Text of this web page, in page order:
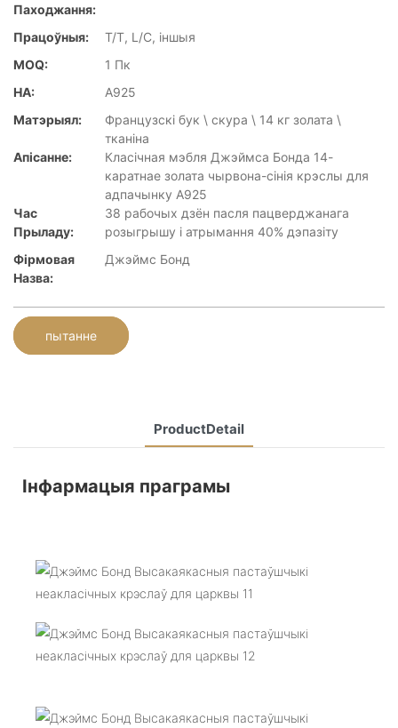
Паходжання:
Працоўныя:
T/T, L/C, іншыя
MOQ:
1 Пк
НА:
A925
Матэрыял:
Французскі бук \ скура \ 14 кг золата \
тканіна
Апісанне:
Класічная мэбля Джэймса Бонда 14-
каратнае золата чырвона-сінія крэслы для
адпачынку A925
Час
Прыладу:
38 рабочых дзён пасля пацверджанага
розыгрышу і атрымання 40% дэпазіту
Фірмовая
Назва:
Джэймс Бонд
пытанне
ProductDetail
Інфармацыя праграмы